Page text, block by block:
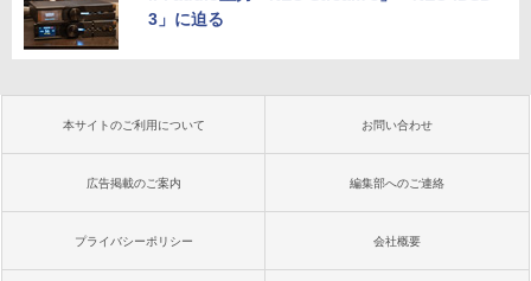
3」に迫る
本サイトのご利用について お問い合わせ
広告掲載のご案内 編集部へのご連絡
プライバシーポリシー 会社概要